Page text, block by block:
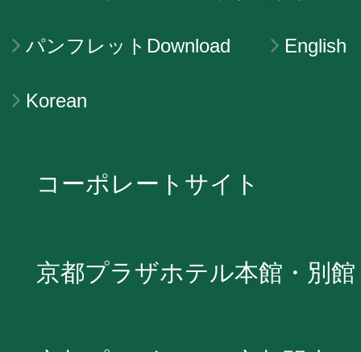
パンフレットDownload English
Korean
コーポレートサイト
京都プラザホテル本館・別館